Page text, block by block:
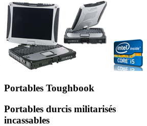
Portables Toughbook
Portables durcis militarisés
incassables